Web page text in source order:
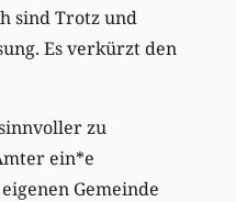
sind Trotz und
Es verkürzt den
zu
ein*e
Gemeinde